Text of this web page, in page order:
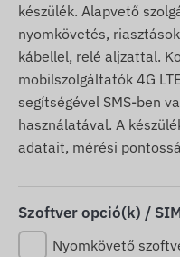
készülék. Alapvető
nyomkövetés,
kábellel, relé aljzattal.
mobilszolgáltatók 4G
segítségével SMS-ben
használatával. A
adatait, mérési
Szoftver opció(k) /
Nyomkövető